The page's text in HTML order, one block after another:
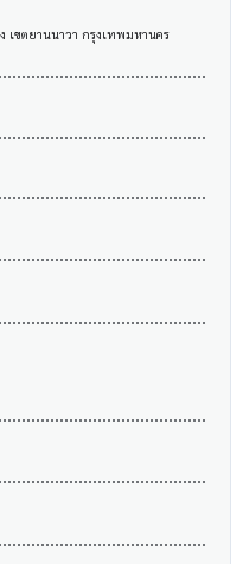
เขตยานนาวา กรุงเทพมหานคร